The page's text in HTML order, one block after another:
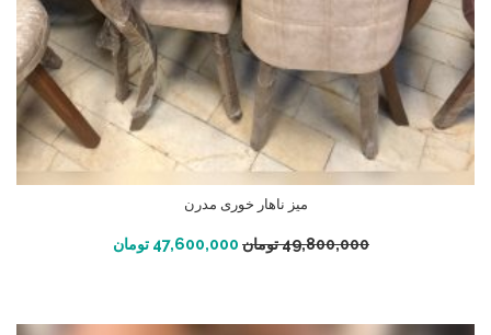
میز ناهار خوری مدرن
49,800,000تومان 47,600,000 تومان افزودن به سبد خرید